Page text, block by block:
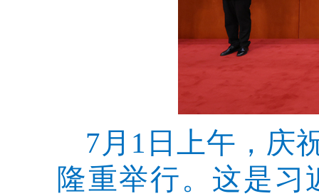
7月1日上午，庆
隆重举行。这是习